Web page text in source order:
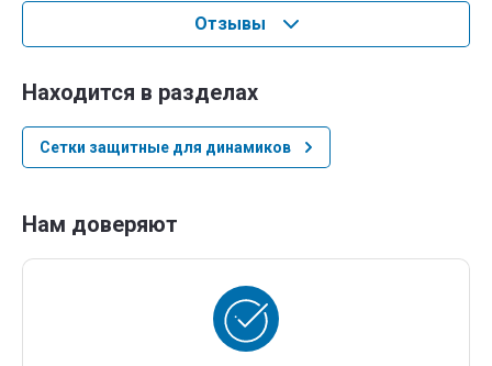
Отзывы
Находится в разделах
Сетки защитные для динамиков
Нам доверяют